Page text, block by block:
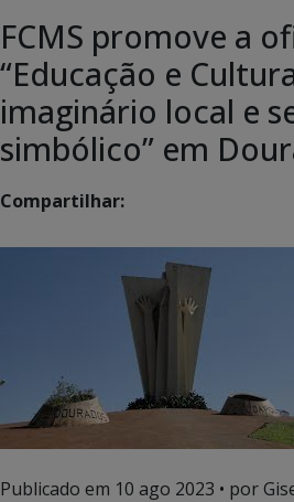
FCMS promove a
“Educação e
imaginário local e
simbólico” em
Compartilhar:
Publicado em 10 ago 2023 • por